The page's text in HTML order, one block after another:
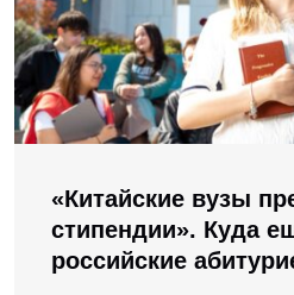
«Китайские вузы
стипендии». Куда
российские